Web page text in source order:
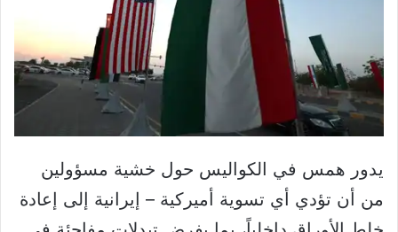
يدور همس في الكواليس حول خشية مسؤولين
من أن تؤدي أي تسوية أميركية – إيرانية إلى إعادة